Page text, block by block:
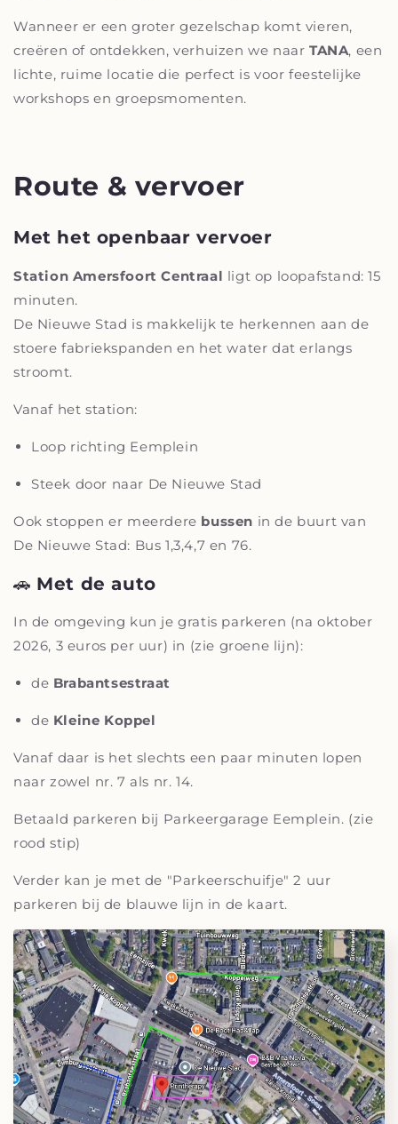
Wanneer er een groter gezelschap komt vieren,
creëren of ontdekken, verhuizen we naarTANA, een
lichte, ruime locatie die perfect is voor feestelijke
workshops en groepsmomenten.
Route & vervoer
Met het openbaar vervoer
Station Amersfoort Centraal ligt op loopafstand: 15
minuten.
De Nieuwe Stad is makkelijk te herkennen aan de
stoere fabriekspanden en het water dat erlangs
stroomt.
Vanaf het station:
Loop richting Eemplein
Steek door naar De Nieuwe Stad
Ook stoppen er meerdere bussen in de buurt van
De Nieuwe Stad: Bus 1,3,4,7 en 76.
🚗 Met de auto
In de omgeving kun je gratis parkeren (na oktober
2026, 3 euros per uur) in (zie groene lijn):
de Brabantsestraat
de Kleine Koppel
Vanaf daar is het slechts een paar minuten lopen
naar zowel nr. 7 als nr. 14.
Betaald parkeren bij Parkeergarage Eemplein. (zie
rood stip)
Verder kan je met de "Parkeerschuifje" 2 uur
parkeren bij de blauwe lijn in de kaart.